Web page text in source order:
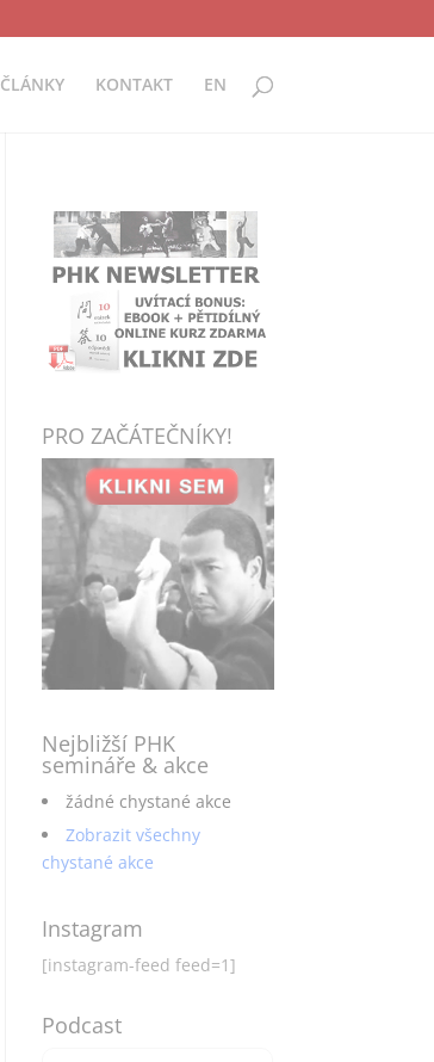
ČLÁNKY KONTAKT EN
PRO ZAČÁTEČNÍKY!
Nejbližší PHK
semináře & akce
žádné chystané akce
Zobrazit všechny
chystané akce
Instagram
[instagram-feed feed=1]
Podcast